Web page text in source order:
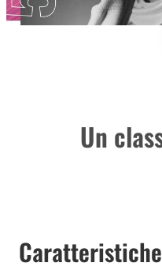
Un
Caratteristiche